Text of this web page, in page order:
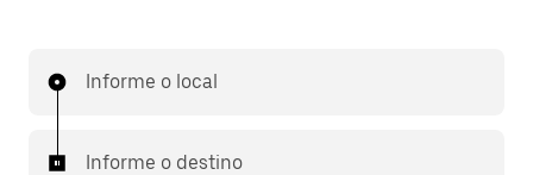
Informe o local
Informe o destino